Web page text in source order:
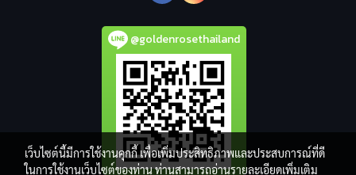
@goldenrosethailand
เว็บไซต์นี้มีการใช้งานคุกกี้ เพื่อเพิ่มประสิทธิภาพและประสบการณ์ที่ดี
ในการใช้งานเว็บไซต์ของท่าน ท่านสามารถอ่านรายละเอียดเพิ่มเติม